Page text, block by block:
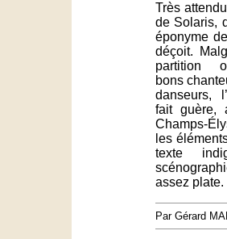
Très
de Solaris,
éponyme
déçoit.
partition
bons
danseurs,
fait guère,
Champs-
les
texte
assez plate.
Par Gérard